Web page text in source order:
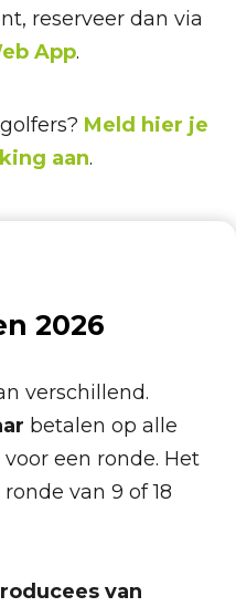
reserveer dan via
App.
golfers? Meld hier je
aan.
2026
verschillend.
betalen op alle
voor een ronde. Het
van 9 of 18
van